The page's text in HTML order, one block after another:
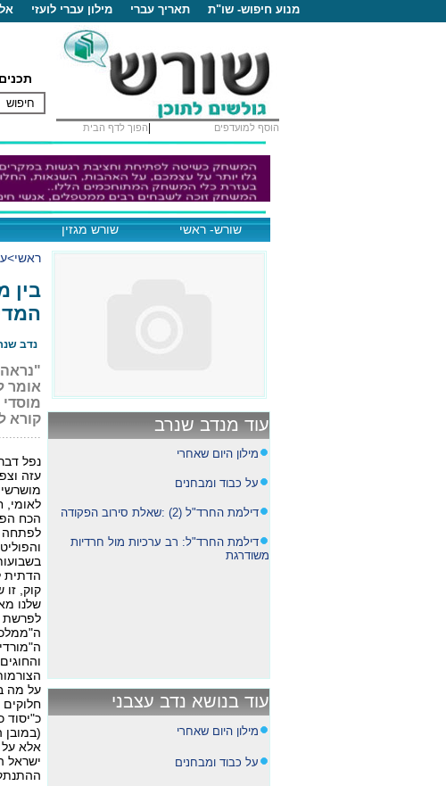
מילון עברי לועזי תאריך עברי מנוע חיפוש- שו"ת
הוסף למועדפים הפוך לדף הבית
תכנים
שורש- ראשי שורש מגזין
עוד מנדב שנרב
מילון היום שאחרי
על כבוד ומבחנים
דילמת החרד"ל (2) :שאלת סירוב הפקודה
דילמת החרד"ל: רב ערכיות מול חרדיות
משודרגת
עוד בנושא נדב עצבני
מילון היום שאחרי
על כבוד ומבחנים
ראשי>
בין
נדב שנרב
אומר
קורא
נפל
עזה
לאומי,
הכח
לפתחה
הדתית
קוק,
שלנו
לפרשת
על מה
כ"יסוד
אלא על
ישראל